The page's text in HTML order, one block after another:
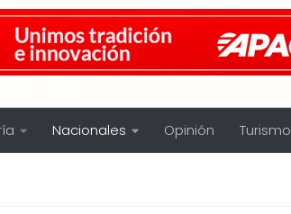
Nacionales Opinión Turismo